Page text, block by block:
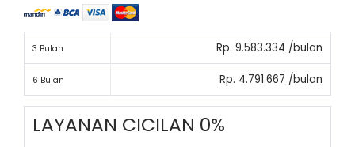
3 Bulan Rp. 9.583.334 /bulan
6 Bulan Rp. 4.791.667 /bulan
LAYANAN CICILAN 0%